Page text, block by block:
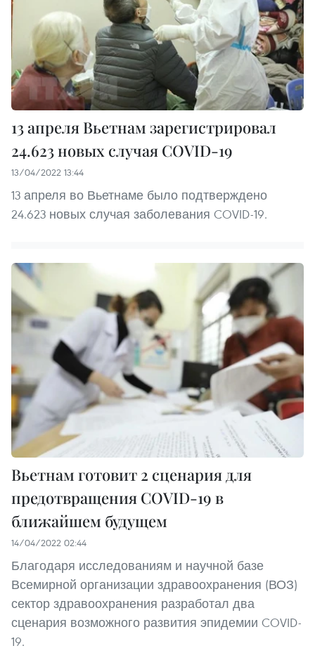
13 апреля Вьетнам зарегистрировал
24.623 новых случая COVID-19
13/04/2022 13:44
13 апреля во Вьетнаме было подтверждено
24.623 новых случая заболевания COVID-19.
Вьетнам готовит 2 сценария для
предотвращения COVID-19 в
ближайшем будущем
14/04/2022 02:44
Благодаря исследованиям и научной базе
Всемирной организации здравоохранения (ВОЗ)
сектор здравоохранения разработал два
сценария возможного развития эпидемии COVID-
19.